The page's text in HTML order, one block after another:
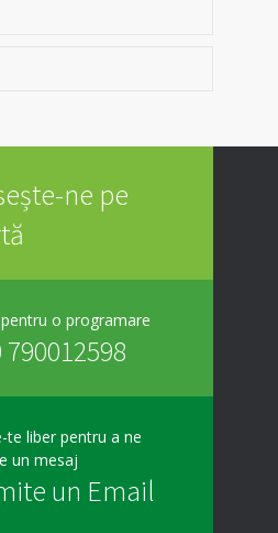
ne pe
o programare
790012598
te liber pentru a ne
un mesaj
un Email